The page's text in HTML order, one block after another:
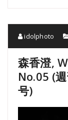
idolphoto
森香澄,
No.05 (
号)